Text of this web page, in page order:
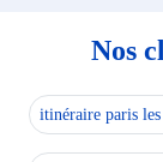
Nos
itinéraire paris